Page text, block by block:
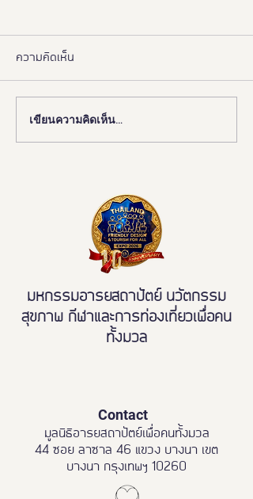
📰 “ห้องสุขาเพื่อทุกคน” เปิด
ตัวนวัตกรรมเฟรนด์ลี่ดีไซน์
เข้าถึงบริการสาธารณะ
อย่างเท่าเทียม
ความคิดเห็น
เขียนความคิดเห็น…
มหกรรมอารยสถาปัตย์ นวัตกรรม
สุขภาพ กีฬาและการท่องเที่ยวเพื่อคน
ทั้งมวล
Contact
มูลนิธิอารยสถาปัตย์เพื่อคนทั้งมวล
44 ซอย ลาซาล 46 แขวง บางนา เขต
บางนา กรุงเทพฯ 10260